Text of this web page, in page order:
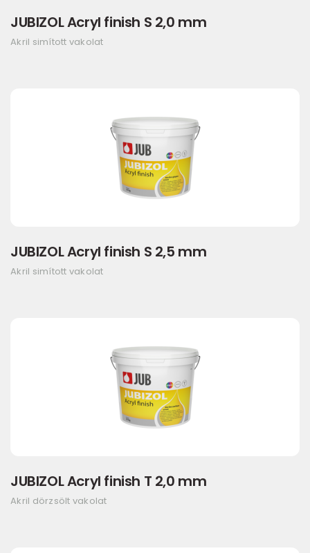
JUBIZOL Acryl finish S 2,0 mm
Akril simított vakolat
JUBIZOL Acryl finish S 2,5 mm
Akril simított vakolat
JUBIZOL Acryl finish T 2,0 mm
Akril dörzsölt vakolat